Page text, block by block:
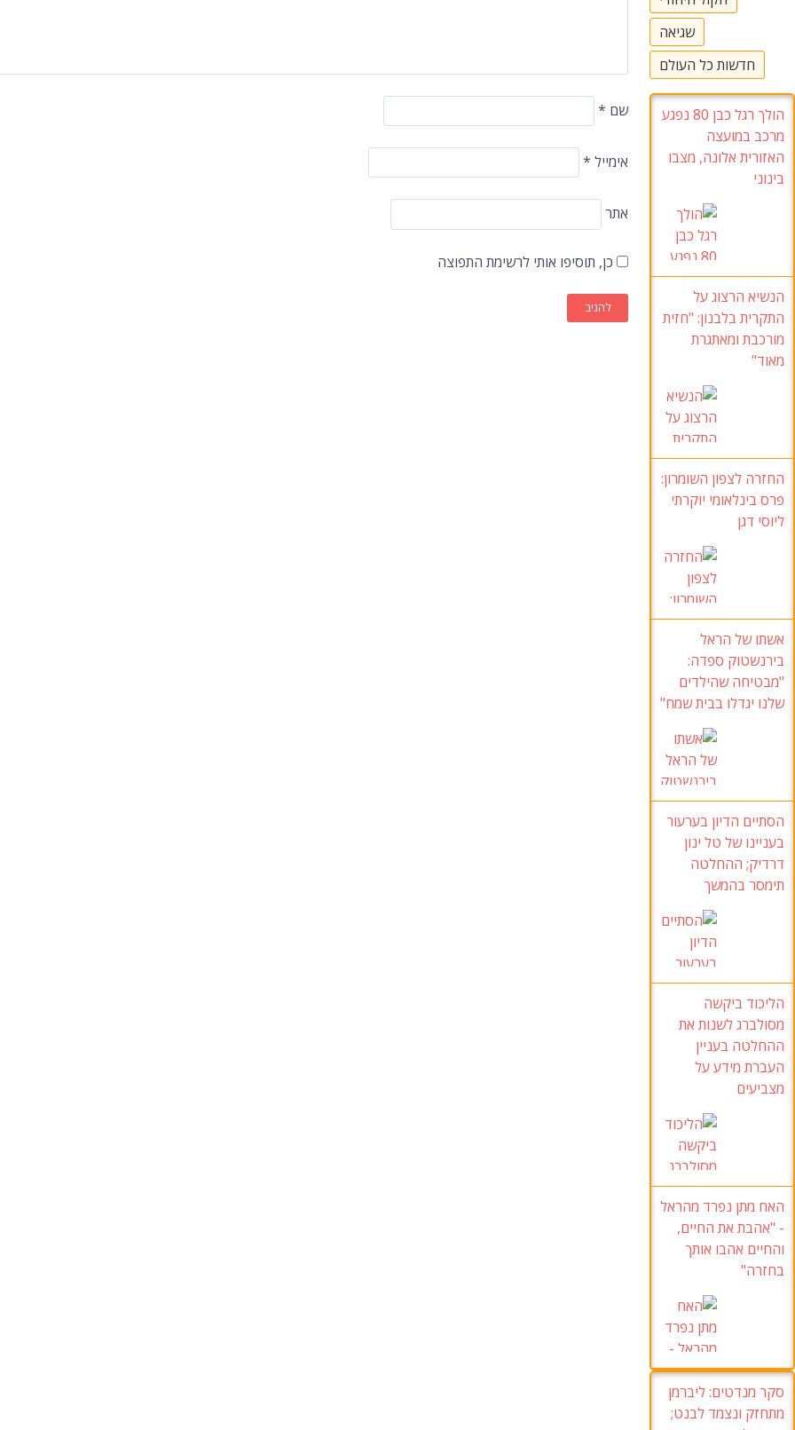
שם *
אימייל *
אתר
כן, תוסיפו אותי לרשימת התפוצה
שגיאה
חדשות כל העולם
הולך רגל כבן 80 נפגע
מרכב במועצה
האזורית אלונה, מצבו
בינוני
הנשיא הרצוג על
התקרית בלבנון: "חזית
מורכבת ומאתגרת
מאוד"
החזרה לצפון השומרון:
פרס בינלאומי יוקרתי
ליוסי דגן
אשתו של הראל
בירנשטוק ספדה:
"מבטיחה שהילדים
שלנו יגדלו בבית שמח"
הסתיים הדיון בערעור
בעניינו של טל ינון
דרדיק; ההחלטה
תימסר בהמשך
הליכוד ביקשה
מסולברג לשנות את
ההחלטה בעניין
העברת מידע על
מצביעים
האח מתן נפרד מהראל
- "אהבת את החיים,
והחיים אהבו אותך
בחזרה"
סקר מנדטים:ליברמן
מתחזק ונצמד לבנט;